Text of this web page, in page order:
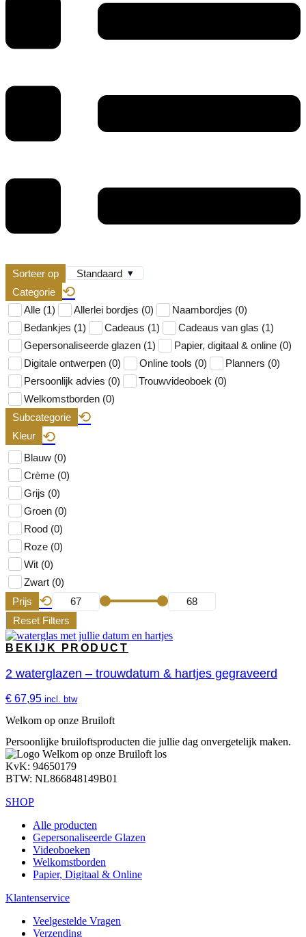
Sorteer op Standaard ▾
Categorie
⟲
Alle (1) Allerlei bordjes (0)
Naambordjes (0)
Bedankjes (1)
Cadeaus (1)
Cadeaus van glas (1)
Gepersonaliseerde glazen (1)
Papier, digitaal & online (0)
Digitale ontwerpen (0)
Online tools (0)
Planners (0)
Persoonlijk advies (0)
Trouwvideoboek (0)
Welkomstborden (0)
Subcategorie
⟲
Kleur ⟲
Blauw (0)
Crème (0)
Grijs (0)
Groen (0)
Rood (0)
Roze (0)
Wit (0)
Zwart (0)
Prijs
⟲
Reset Filters
BEKIJK PRODUCT
2 waterglazen – trouwdatum & hartjes gegraveerd
€ 67,95 incl. btw
Welkom op onze Bruiloft
Persoonlijke bruiloftsproducten die jullie dag onvergetelijk maken.
KvK: 94650179
BTW: NL866848149B01
SHOP
Alle producten
Gepersonaliseerde Glazen
Videoboeken
Welkomstborden
Papier, Digitaal & Online
Klantenservice
Veelgestelde Vragen
Verzending